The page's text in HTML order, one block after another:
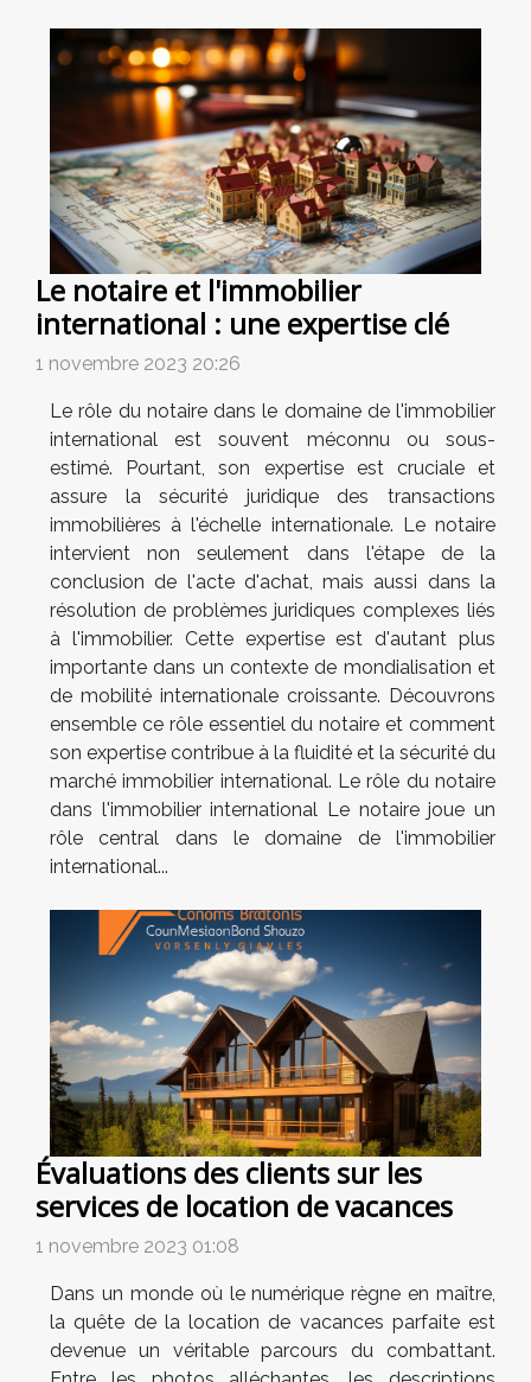
Le notaire et l'immobilier
international : une expertise clé
1 novembre 2023 20:26
Le rôle du notaire dans le domaine de l'immobilier
international est souvent méconnu ou sous-
estimé. Pourtant, son expertise est cruciale et
assure la sécurité juridique des transactions
immobilières à l'échelle internationale. Le notaire
intervient non seulement dans l'étape de la
conclusion de l'acte d'achat, mais aussi dans la
résolution de problèmes juridiques complexes liés
à l'immobilier. Cette expertise est d'autant plus
importante dans un contexte de mondialisation et
de mobilité internationale croissante. Découvrons
ensemble ce rôle essentiel du notaire et comment
son expertise contribue à la fluidité et la sécurité du
marché immobilier international. Le rôle du notaire
dans l'immobilier international Le notaire joue un
rôle central dans le domaine de l'immobilier
international...
Évaluations des clients sur les
services de location de vacances
1 novembre 2023 01:08
Dans un monde où le numérique règne en maître,
la quête de la location de vacances parfaite est
devenue un véritable parcours du combattant.